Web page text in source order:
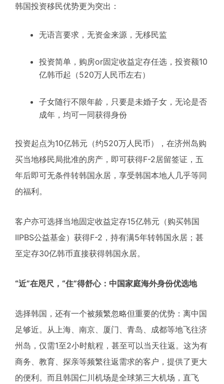
韩国投资移民优势更为突出：
无语言要求，无资金来源，无移民监
投资简单，购房or固定收益定存任选，投资额10
亿韩币起（520万人民币左右）
子女随行不限年龄，只要是未婚子女，无论是否
成年，均可一同获得身份
投资起点为10亿韩元（约520万人民币），在济州岛购
买当地移民局批准的房产，即可获得F-2居留签证，五
年后即可无条件转韩国永居，享受韩国本地人几乎等同
的福利。
客户亦可选择当地固定收益定存15亿韩元（购买韩国
IIPBS公益基金）获得F-2，持有满5年转韩国永居；甚
至定存30亿韩币直接获得韩国永居。
“近”在咫尺，“住”得舒心：中国家庭海外身份优选地
选择韩国，还有一个被频繁忽略但重要的优势：离中国
足够近。从上海、南京、厦门、青岛、成都等地飞往济
州岛，仅需1至2小时航程，甚至可以当天往返。这为有
商务、教育、探亲等频繁往返需求的客户，提供了更大
的便利。而且韩国仁川机场是全球第三大机场，直飞